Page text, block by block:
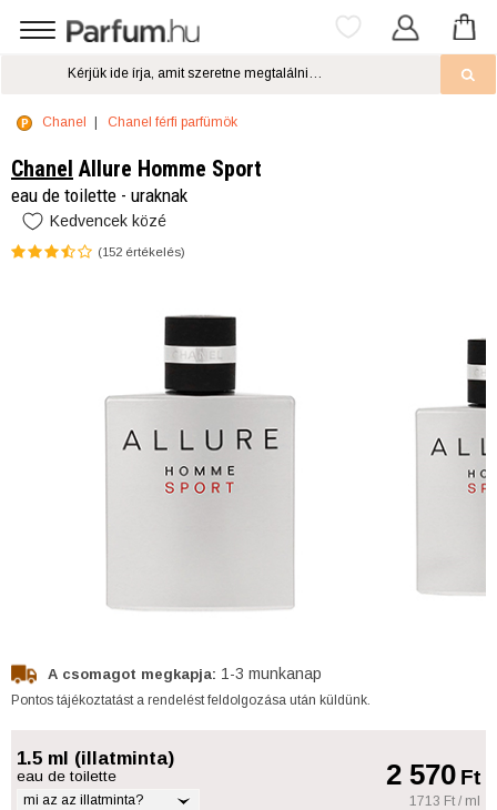
Chanel Chanel férfi parfümök
Chanel Allure Homme Sport
eau de toilette - uraknak
Kedvencek közé
(152 értékelés)
A csomagot megkapja: 1-3 munkanap
Pontos tájékoztatást a rendelést feldolgozása után küldünk.
1.5 ml (illatminta)
eau de toilette
mi az az illatminta?
2 570Ft
1713 Ft / ml